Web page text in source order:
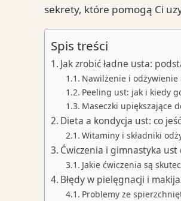
sekrety, które pomogą Ci
Spis treści
Jak zrobić ładne usta:
Nawilżenie i odżywienie
Peeling ust: jak i kiedy
Maseczki upiększające
Dieta a kondycja ust: co
Witaminy i składniki
Ćwiczenia i gimnastyka
Jakie ćwiczenia są
Błędy w pielęgnacji i
Problemy ze